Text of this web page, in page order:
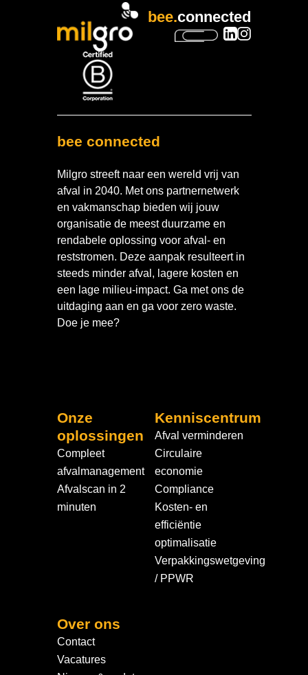
bee.connected
bee connected
Milgro streeft naar een wereld vrij van
afval in 2040. Met ons partnernetwerk
en vakmanschap bieden wij jouw
organisatie de meest duurzame en
rendabele oplossing voor afval- en
reststromen. Deze aanpak resulteert in
steeds minder afval, lagere kosten en
een lage milieu-impact. Ga met ons de
uitdaging aan en ga voor zero waste.
Doe je mee?
Onze
oplossingen
Compleet
afvalmanagement
Afvalscan in 2
minuten
Kenniscentrum
Afval verminderen
Circulaire
economie
Compliance
Kosten- en
efficiëntie
optimalisatie
Verpakkingswetgeving
/ PPWR
Over ons
Contact
Vacatures